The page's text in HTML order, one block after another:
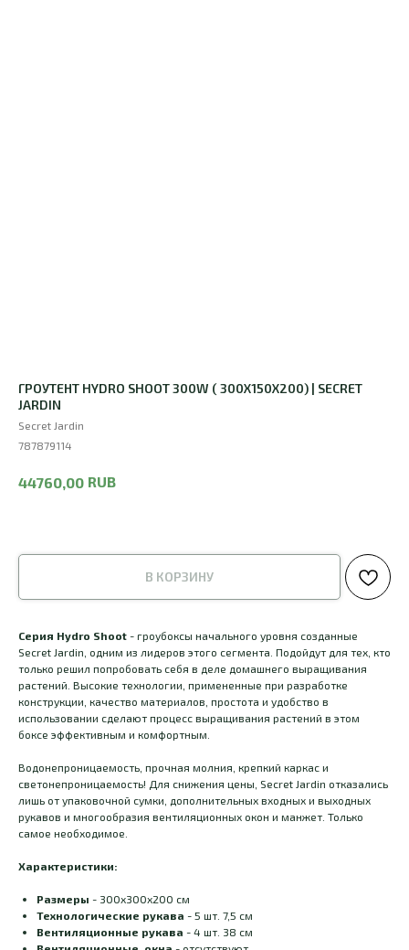
ГРОУТЕНТ HYDRO SHOOT 300W ( 300X150X200) | SECRET
JARDIN
Secret Jardin
787879114
44760,00 RUB
В КОРЗИНУ
Серия Hydro Shoot - гроубоксы начального уровня созданные
Secret Jardin, одним из лидеров этого сегмента. Подойдут для тех, кто
только решил попробовать себя в деле домашнего выращивания
растений. Высокие технологии, примененные при разработке
конструкции, качество материалов, простота и удобство в
использовании сделают процесс выращивания растений в этом
боксе эффективным и комфортным.
Водонепроницаемость, прочная молния, крепкий каркас и
светонепроницаемость! Для снижения цены, Secret Jardin отказались
лишь от упаковочной сумки, дополнительных входных и выходных
рукавов и многообразия вентиляционных окон и манжет. Только
самое необходимое.
Характеристики:
Размеры - 300х300х200 см
Технологические рукава - 5 шт. 7,5 см
Вентиляционные рукава - 4 шт. 38 см